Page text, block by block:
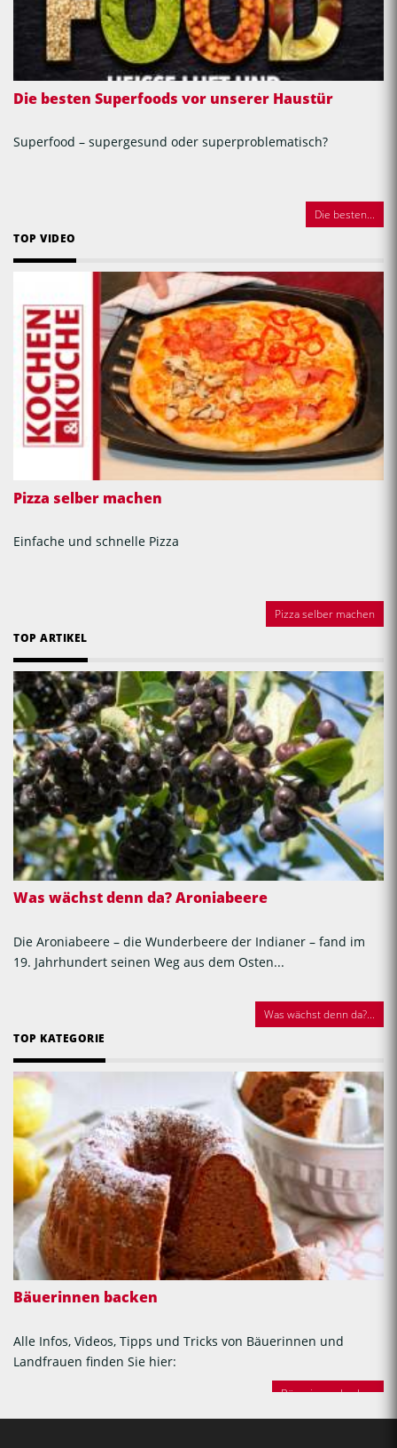
Die besten Superfoods vor unserer Haustür
Superfood – supergesund oder superproblematisch?
Die besten...
TOP VIDEO
Pizza selber machen
Einfache und schnelle Pizza
Pizza selber machen
TOP ARTIKEL
Was wächst denn da? Aroniabeere
Die Aroniabeere – die Wunderbeere der Indianer – fand im
19. Jahrhundert seinen Weg aus dem Osten...
Was wächst denn da?...
TOP KATEGORIE
Bäuerinnen backen
Alle Infos, Videos, Tipps und Tricks von Bäuerinnen und
Landfrauen finden Sie hier:
Bäuerinnen backen